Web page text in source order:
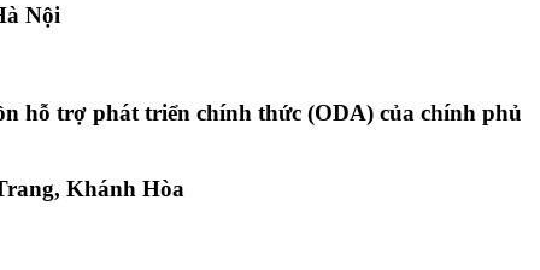
Nội
hỗ trợ phát triển chính thức (ODA) của chính phủ
Khánh Hòa